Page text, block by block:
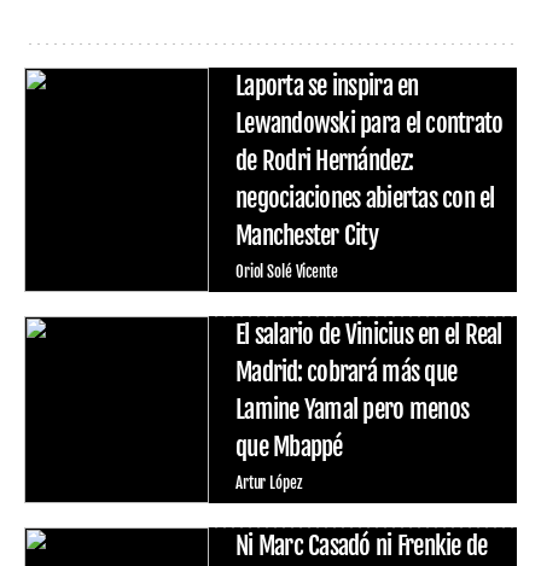
Laporta se inspira en
Lewandowski para el contrato
de Rodri Hernández:
negociaciones abiertas con el
Manchester City
Oriol Solé Vicente
El salario de Vinicius en el Real
Madrid: cobrará más que
Lamine Yamal pero menos
que Mbappé
Artur López
Ni Marc Casadó ni Frenkie de